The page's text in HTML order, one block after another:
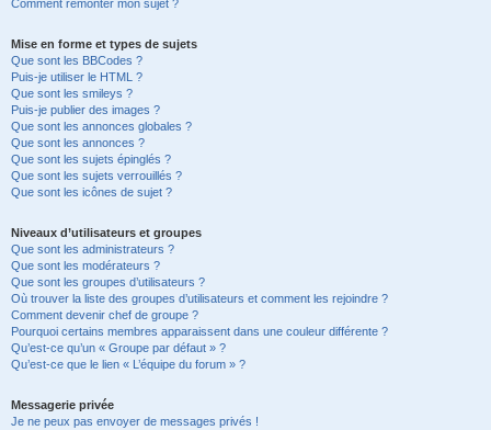
Comment remonter mon sujet ?
Mise en forme et types de sujets
Que sont les BBCodes ?
Puis-je utiliser le HTML ?
Que sont les smileys ?
Puis-je publier des images ?
Que sont les annonces globales ?
Que sont les annonces ?
Que sont les sujets épinglés ?
Que sont les sujets verrouillés ?
Que sont les icônes de sujet ?
Niveaux d’utilisateurs et groupes
Que sont les administrateurs ?
Que sont les modérateurs ?
Que sont les groupes d’utilisateurs ?
Où trouver la liste des groupes d’utilisateurs et comment les rejoindre ?
Comment devenir chef de groupe ?
Pourquoi certains membres apparaissent dans une couleur différente ?
Qu’est-ce qu’un « Groupe par défaut » ?
Qu’est-ce que le lien « L’équipe du forum » ?
Messagerie privée
Je ne peux pas envoyer de messages privés !